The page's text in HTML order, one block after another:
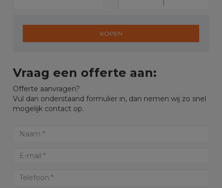
KOPEN
Vraag een offerte aan:
Offerte aanvragen?
Vul dan onderstaand formulier in, dan nemen wij zo snel
mogelijk contact op.